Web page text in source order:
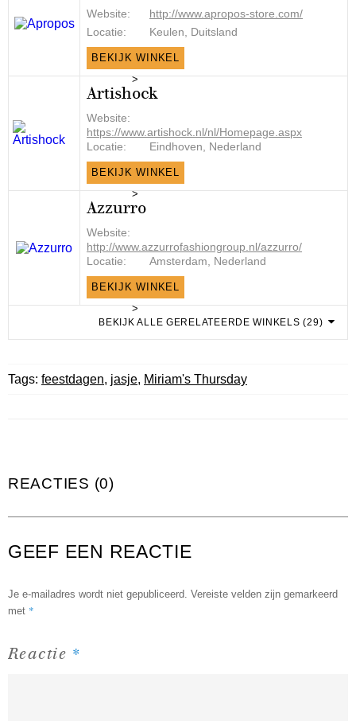
Website:
http://www.apropos-store.com/
Locatie:
Keulen, Duitsland
BEKIJK WINKEL
>
Artishock
Website:
https://www.artishock.nl/nl/Homepage.aspx
Locatie:
Eindhoven, Nederland
BEKIJK WINKEL
>
Azzurro
Website:
http://www.azzurrofashiongroup.nl/azzurro/
Locatie:
Amsterdam, Nederland
BEKIJK WINKEL
>
BEKIJK ALLE GERELATEERDE WINKELS (29)
Tags: feestdagen, jasje, Miriam's Thursday
REACTIES (0)
GEEF EEN REACTIE
Je e-mailadres wordt niet gepubliceerd. Vereiste velden zijn gemarkeerd
met *
Reactie *